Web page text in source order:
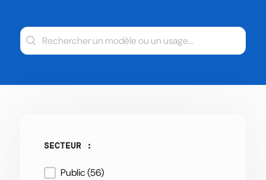
SEARCH
Rechercher
SECTEUR :
SECTEUR :
Public(56)